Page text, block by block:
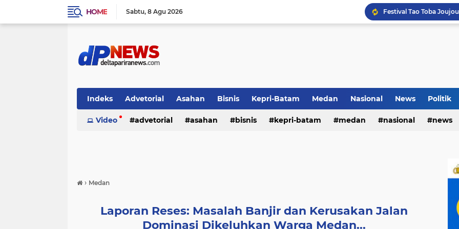
HOME Sabtu 8 Agu 2026
Pemko Medan Raih
Indeks Advetorial Asahan Bisnis Kepri-Batam Medan Nasional News Politik
Video advetorial asahan bisnis kepri-batam medan nasional news
› Medan
Laporan Reses: Masalah Banjir dan Kerusakan Jalan
Dominasi Dikeluhkan Warga Medan...